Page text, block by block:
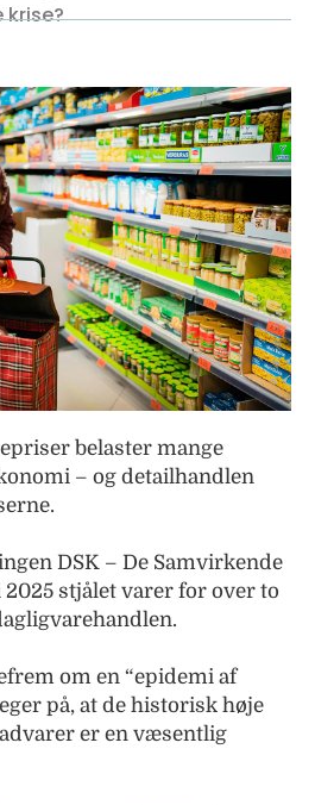
krise?
belaster mange
– og detailhandlen
DSK – De Samvirkende
stjålet varer for over to
om en “epidemi af
på, at de historisk høje
er en væsentlig